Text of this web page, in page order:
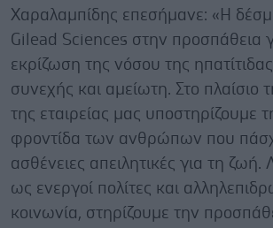
Χαραλαμπίδης επεσήμανε: «Η
Gilead Sciences στην προσπάθεια
εκρίζωση της νόσου της ηπατίτιδας
συνεχής και αμείωτη. Στο πλαίσιο
της εταιρείας μας υποστηρίζουμε
φροντίδα των ανθρώπων που
ασθένειες απειλητικές για τη ζωή.
ως ενεργοί πολίτες και
κοινωνία, στηρίζουμε την